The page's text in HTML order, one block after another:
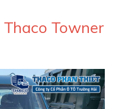
Thaco Towner